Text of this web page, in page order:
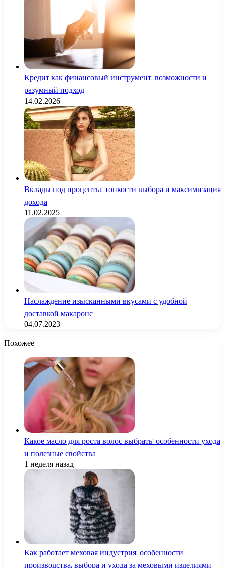
Кредит как финансовый инструмент: возможности и
разумный подход
14.02.2026
Вклады под проценты: тонкости выбора и максимизация
дохода
11.02.2025
Наслаждение изысканными вкусами с удобной
доставкой макаронс
04.07.2023
Похожее
Какое масло для роста волос выбрать: особенности ухода
и полезные свойства
1 неделя назад
Как работает меховая индустрия: особенности
производства, выбора и ухода за меховыми изделиями